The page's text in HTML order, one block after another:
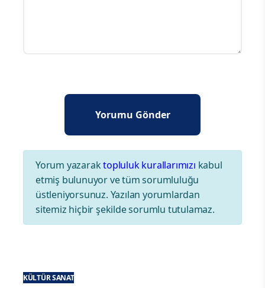
Yorum yazaraktopluluk kurallarımızı kabul
etmiş bulunuyor ve tüm sorumluluğu
üstleniyorsunuz. Yazılan yorumlardan
sitemiz hiçbir şekilde sorumlu tutulamaz.
KÜLTÜR SANAT